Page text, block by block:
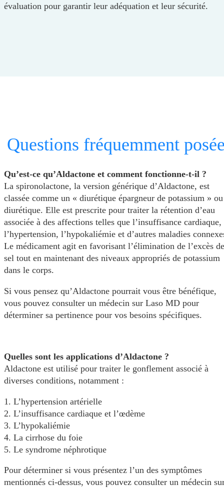
évaluation pour garantir leur adéquation et leur sécurité.
Questions fréquemment
Qu’est-ce qu’Aldactone et comment fonctionne-t-il ?
La spironolactone, la version générique d’Aldactone, est
classée comme un « diurétique épargneur de potassium »
diurétique. Elle est prescrite pour traiter la rétention d’eau
associée à des affections telles que l’insuffisance cardiaque,
l’hypertension, l’hypokaliémie et d’autres maladies
Le médicament agit en favorisant l’élimination de l’excès de
sel tout en maintenant des niveaux appropriés de potassium
dans le corps.
Si vous pensez qu’Aldactone pourrait vous être bénéfique,
vous pouvez consulter un médecin sur Laso MD pour
déterminer sa pertinence pour vos besoins spécifiques.
Quelles sont les applications d’Aldactone ?
Aldactone est utilisé pour traiter le gonflement associé à
diverses conditions, notamment :
1. L’hypertension artérielle
2. L’insuffisance cardiaque et l’œdème
3. L’hypokaliémie
4. La cirrhose du foie
5. Le syndrome néphrotique
Pour déterminer si vous présentez l’un des symptômes
mentionnés ci-dessus, vous pouvez consulter un médecin